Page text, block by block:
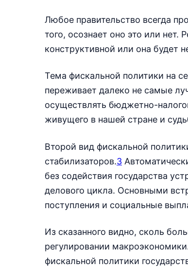
Любое правительство всегда
того, осознает оно это или нет.
конструктивной или она будет
Тема фискальной политики на
переживает далеко не самые
осуществлять бюджетно-
живущего в нашей стране и
Второй вид фискальной
стабилизаторов.3
без содействия государства
делового цикла. Основными
поступления и социальные
Из сказанного видно, сколь
регулировании
фискальной политики